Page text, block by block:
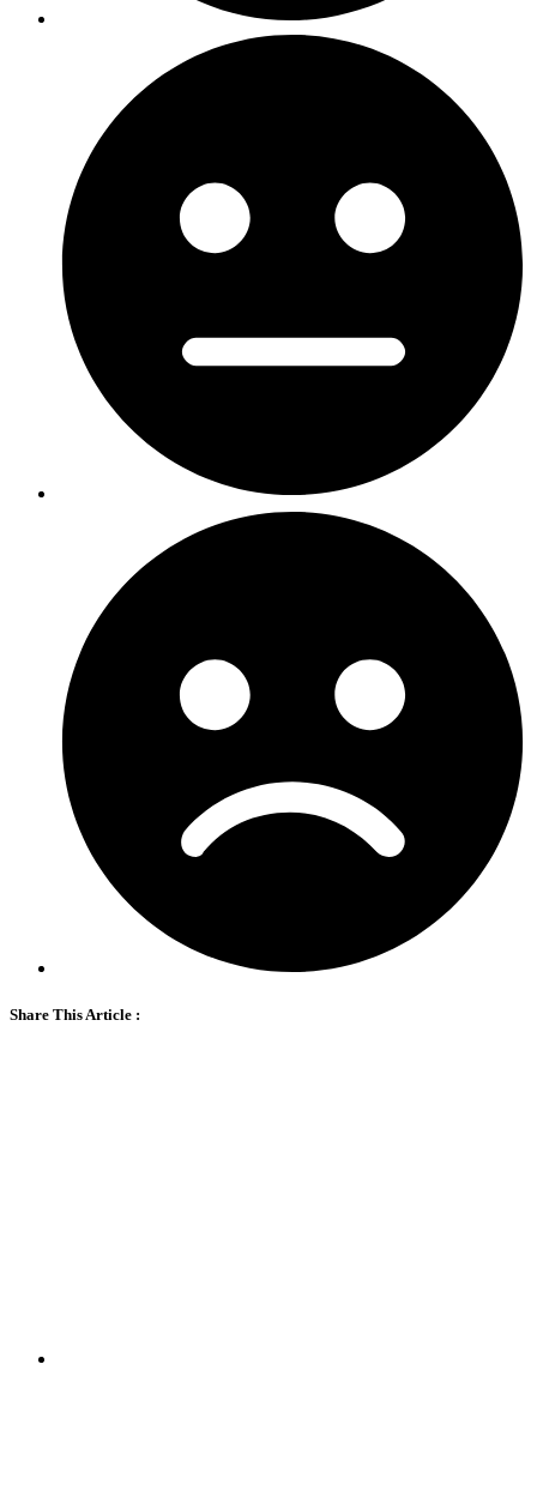
Share This Article :